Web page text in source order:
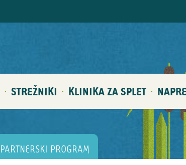
· STREŽNIKI · KLINIKA ZA SPLET ·
PARTNERSKI PROGRAM